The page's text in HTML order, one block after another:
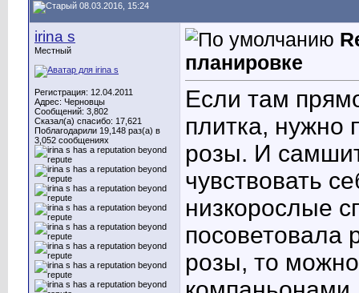
08.03.2016, 15:24
irina s
Местный
Регистрация: 12.04.2011
Адрес: Черновцы
Сообщений: 3,802
Сказал(а) спасибо: 17,621
Поблагодарили 19,148 раз(а) в
3,052 сообщениях
планировке
Если там
плитка, нужно
розы. И
чувствовать
низкорослые
посоветовала
розы, то